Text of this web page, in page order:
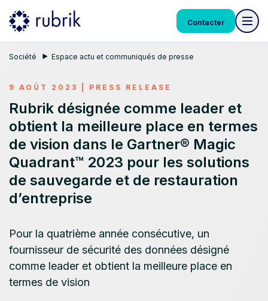
Contacter
Société Espace actu et communiqués de presse
9 AOÛT 2023 PRESS RELEASE
Rubrik désignée comme leader et
obtient la meilleure place en termes
de vision dans le Gartner® Magic
Quadrant™ 2023 pour les solutions
de sauvegarde et de restauration
d’entreprise
Pour la quatrième année consécutive, un
fournisseur de sécurité des données désigné
comme leader et obtient la meilleure place en
termes de vision